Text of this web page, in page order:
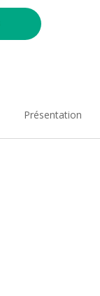
Présentation